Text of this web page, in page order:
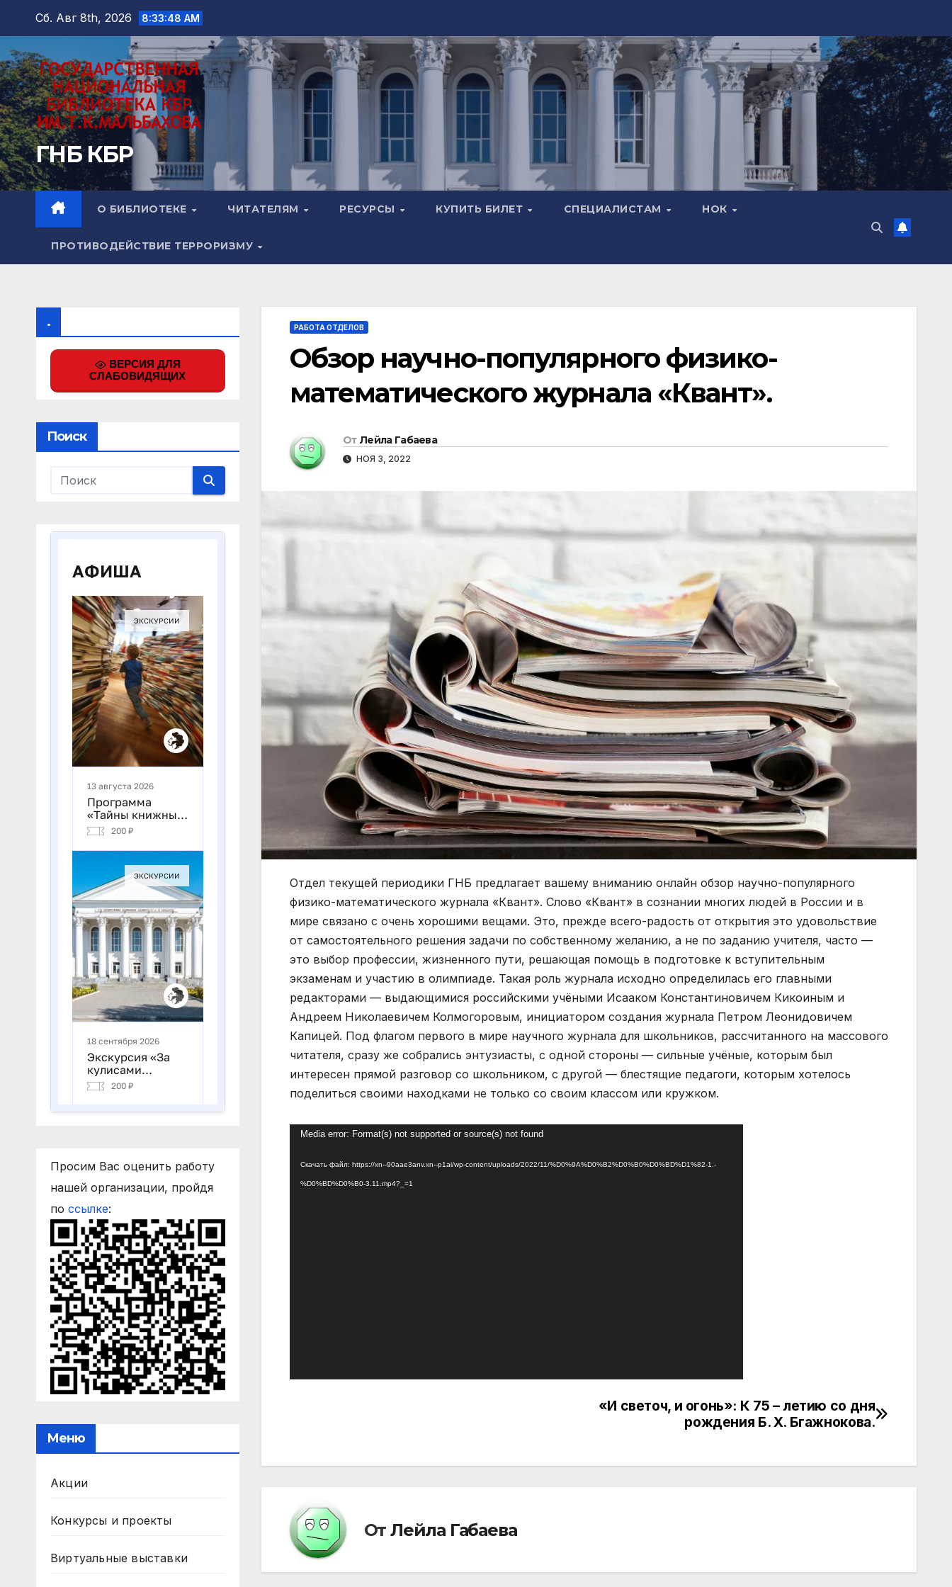
Перейти
содержимому
Сб. Авг 8th, 2026 8:33:49 AM
ГНБ КБР
О БИБЛИОТЕКЕ ЧИТАТЕЛЯМ РЕСУРСЫ КУПИТЬ БИЛЕТ СПЕЦИАЛИСТАМ НОК
ПРОТИВОДЕЙСТВИЕ ТЕРРОРИЗМУ
.
ВЕРСИЯ ДЛЯ
СЛАБОВИДЯЩИХ
Поиск
Просим Вас оценить работу
нашей организации, пройдя
по ссылке:
Меню
Акции
Конкурсы и проекты
Виртуальные выставки
РАБОТА ОТДЕЛОВ
Обзор научно-популярного физико-
математического журнала «Квант».
От Лейла Габаева
НОЯ 3, 2022
Отдел текущей периодики ГНБ предлагает вашему вниманию онлайн обзор научно-популярного
физико-математического журнала «Квант». Слово «Квант» в сознании многих людей в России и в
мире связано с очень хорошими вещами. Это, прежде всего-радость от открытия это удовольствие
от самостоятельного решения задачи по собственному желанию, а не по заданию учителя, часто —
это выбор профессии, жизненного пути, решающая помощь в подготовке к вступительным
экзаменам и участию в олимпиаде. Такая роль журнала исходно определилась его главными
редакторами — выдающимися российскими учёными Исааком Константиновичем Кикоиным и
Андреем Николаевичем Колмогоровым, инициатором создания журнала Петром Леонидовичем
Капицей. Под флагом первого в мире научного журнала для школьников, рассчитанного на массового
читателя, сразу же собрались энтузиасты, с одной стороны — сильные учёные, которым был
интересен прямой разговор со школьником, с другой — блестящие педагоги, которым хотелось
поделиться своими находками не только со своим классом или кружком.
Видеоплеер
Media error: Format(s) not supported or source(s) not found
Скачать файл: https://xn--90aae3anv.xn--p1ai/wp-content/uploads/2022/11/%D0%9A%D0%B2%D0%B0%D0%BD%D1%82-1.-
%D0%BD%D0%B0-3.11.mp4?_=1
записям
«И светоч, и огонь»: К 75 – летию со дня
рождения Б. Х. Бгажнокова.
От Лейла Габаева